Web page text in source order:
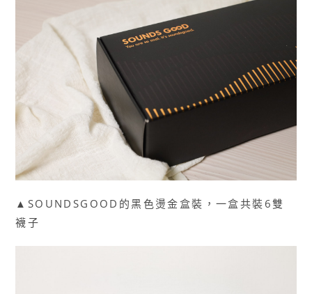
▲SOUNDSGOOD的黑色燙金盒裝，一盒共裝6雙
襪子